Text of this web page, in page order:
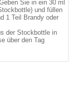
Sie in ein 30 ml
und füllen
1 Teil Brandy oder
der Stockbottle in
über den Tag